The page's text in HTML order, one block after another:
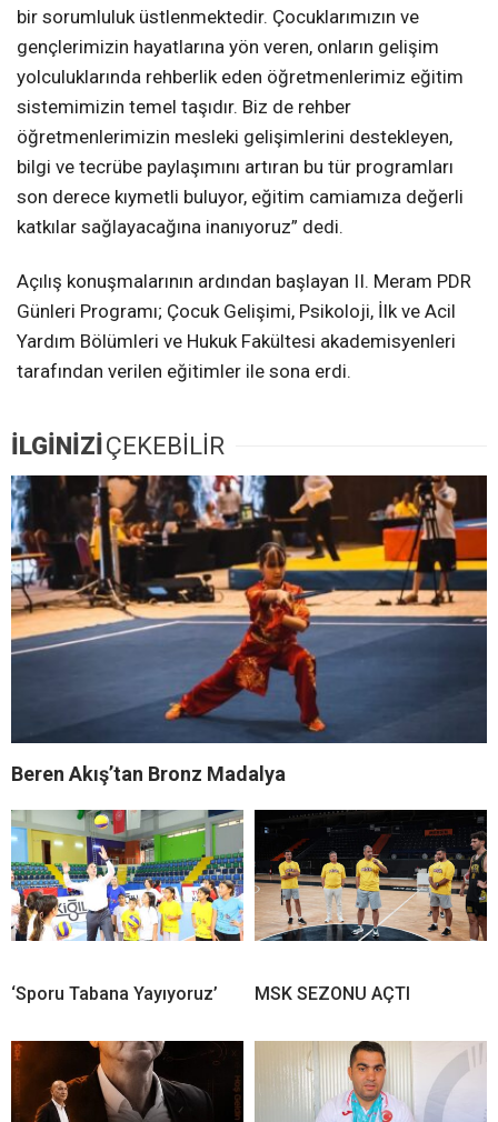
bir sorumluluk üstlenmektedir. Çocuklarımızın ve
gençlerimizin hayatlarına yön veren, onların gelişim
yolculuklarında rehberlik eden öğretmenlerimiz eğitim
sistemimizin temel taşıdır. Biz de rehber
öğretmenlerimizin mesleki gelişimlerini destekleyen,
bilgi ve tecrübe paylaşımını artıran bu tür programları
son derece kıymetli buluyor, eğitim camiamıza değerli
katkılar sağlayacağına inanıyoruz” dedi.
Açılış konuşmalarının ardından başlayan II. Meram PDR
Günleri Programı; Çocuk Gelişimi, Psikoloji, İlk ve Acil
Yardım Bölümleri ve Hukuk Fakültesi akademisyenleri
tarafından verilen eğitimler ile sona erdi.
İLGİNİZİ ÇEKEBİLİR
Beren Akış’tan Bronz Madalya
‘Sporu Tabana Yayıyoruz’ MSK SEZONU AÇTI